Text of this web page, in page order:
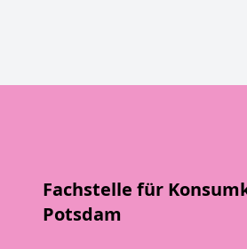
Fachstelle für
Potsdam